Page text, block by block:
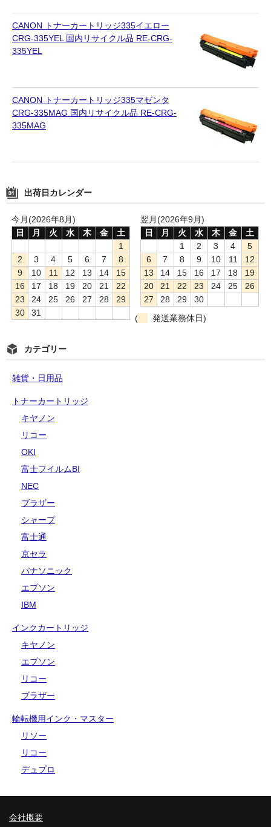
CANON トナーカートリッジ335イエロー
CRG-335YEL 国内リサイクル品 RE-CRG-
335YEL
CANON トナーカートリッジ335マゼンタ
CRG-335MAG 国内リサイクル品 RE-CRG-
335MAG
出荷日カレンダー
今月(2026年8月)
日
月 火 水 木 金
土
1
2
3 4 5 6 7
8
9
10 11 12 13 14
15
16
17 18 19 20 21
22
23
24 25 26 27 28
29
30
31
翌月(2026年9月)
日
月 火 水 木 金
土
1
2 3 4
5
6
7 8 9 10 11
12
13
14 15 16 17 18
19
20
21 22 23 24 25
26
27
28 29
30
(
発送業務休日)
カテゴリー
雑貨・日用品
トナーカートリッジ
キヤノン
リコー
OKI
富士フイルムBI
NEC
ブラザー
シャープ
富士通
京セラ
パナソニック
エプソン
IBM
インクカートリッジ
キヤノン
エプソン
リコー
ブラザー
輪転機用インク・マスター
リソー
リコー
デュプロ
会社概要